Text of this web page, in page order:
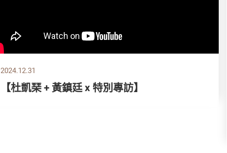
2024.12.31
【杜凱琹 + 黃鎮廷 x 特別專訪】